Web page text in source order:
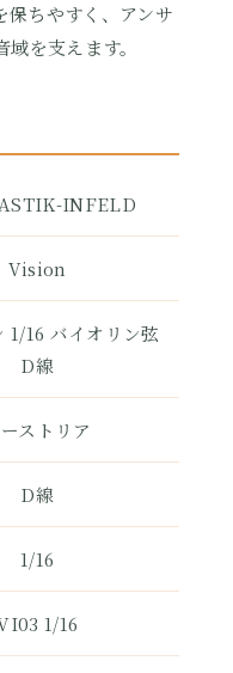
保ちやすく、アンサ
を支えます。
INFELD
Vision
1/16 バイオリン弦
D線
ストリア
D線
1/16
1/16